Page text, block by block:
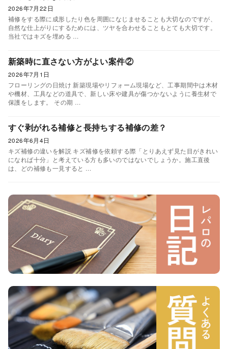
2026年7月22日
補修をする際に成形したり色を周囲になじませることも大切なのですが、
自然な仕上がりにするためには、ツヤを合わせることもとても大切です。
当社ではキズを埋める …
新築時に直さない方がよい案件②
2026年7月1日
フローリングの日焼け 新築現場やリフォーム現場など、工事期間中は木材
や機材、工具などの道具で、新しい床や建具が傷つかないように養生材で
保護をします。 その期 …
すぐ剥がれる補修と長持ちする補修の差？
2026年6月4日
キズ補修の違いを解説 キズ補修を依頼する際「とりあえず見た目がきれい
になれば十分」と考えている方も多いのではないでしょうか。施工直後
は、どの補修も一見すると …